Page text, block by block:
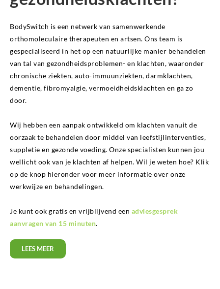
BodySwitch is een netwerk van samenwerkende
orthomoleculaire therapeuten en artsen. Ons team is
gespecialiseerd in het op een natuurlijke manier behandelen
van tal van gezondheidsproblemen- en klachten, waaronder
chronische ziekten, auto-immuunziekten, darmklachten,
dementie, fibromyalgie, vermoeidheidsklachten en ga zo
door.
Wij hebben een aanpak ontwikkeld om klachten vanuit de
oorzaak te behandelen door middel van leefstijlinterventies,
suppletie en gezonde voeding. Onze specialisten kunnen jou
wellicht ook van je klachten af helpen. Wil je weten hoe? Klik
op de knop hieronder voor meer informatie over onze
werkwijze en behandelingen.
Je kunt ook gratis en vrijblijvend een adviesgesprek
aanvragen van 15 minuten.
LEES MEER